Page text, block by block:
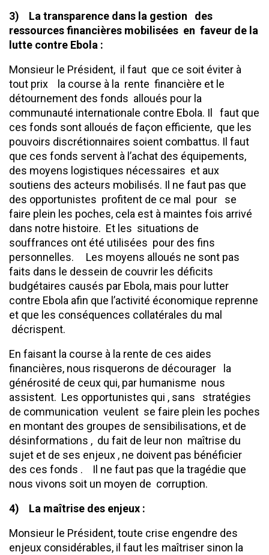
3) La transparence dans la gestion des
ressources financières mobilisées en faveur de la
lutte contre Ebola :
Monsieur le Président, il faut que ce soit éviter à
tout prix la course à la rente financière et le
détournement des fonds alloués pour la
communauté internationale contre Ebola. Il faut que
ces fonds sont alloués de façon efficiente, que les
pouvoirs discrétionnaires soient combattus. Il faut
que ces fonds servent à l’achat des équipements,
des moyens logistiques nécessaires et aux
soutiens des acteurs mobilisés. Il ne faut pas que
des opportunistes profitent de ce mal pour se
faire plein les poches, cela est à maintes fois arrivé
dans notre histoire. Et les situations de
souffrances ont été utilisées pour des fins
personnelles. Les moyens alloués ne sont pas
faits dans le dessein de couvrir les déficits
budgétaires causés par Ebola, mais pour lutter
contre Ebola afin que l’activité économique reprenne
et que les conséquences collatérales du mal
décrispent.
En faisant la course à la rente de ces aides
financières, nous risquerons de décourager la
générosité de ceux qui, par humanisme nous
assistent. Les opportunistes qui , sans stratégies
de communication veulent se faire plein les poches
en montant des groupes de sensibilisations, et de
désinformations , du fait de leur non maîtrise du
sujet et de ses enjeux , ne doivent pas bénéficier
des ces fonds . Il ne faut pas que la tragédie que
nous vivons soit un moyen de corruption.
4) La maîtrise des enjeux :
Monsieur le Président, toute crise engendre des
enjeux considérables, il faut les maîtriser sinon la